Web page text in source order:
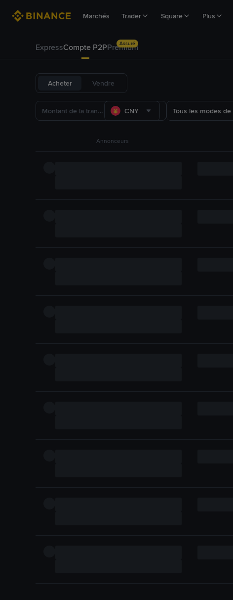
Marchés Trader Square Plus
ExpressCompte P2PPremium
Assuré
Acheter Vendre
CNY Tous les modes
Annonceurs